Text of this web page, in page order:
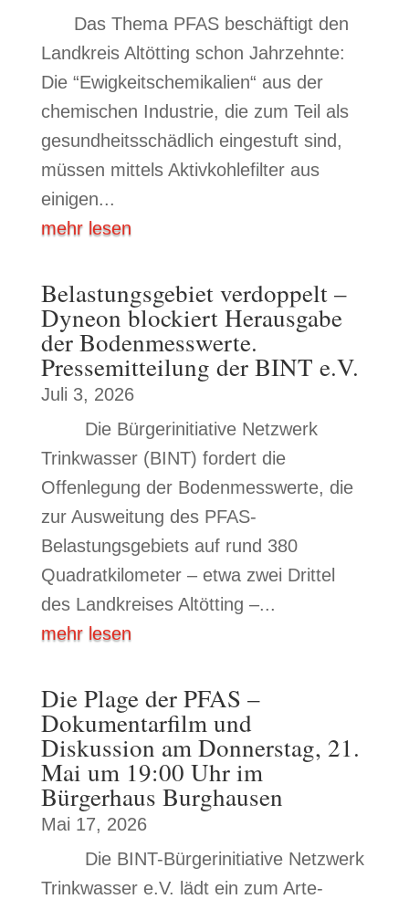
Das Thema PFAS beschäftigt den
Landkreis Altötting schon Jahrzehnte:
Die “Ewigkeitschemikalien“ aus der
chemischen Industrie, die zum Teil als
gesundheitsschädlich eingestuft sind,
müssen mittels Aktivkohlefilter aus
einigen...
mehr lesen
Belastungsgebiet verdoppelt –
Dyneon blockiert Herausgabe
der Bodenmesswerte.
Pressemitteilung der BINT e.V.
Juli 3, 2026
Die Bürgerinitiative Netzwerk
Trinkwasser (BINT) fordert die
Offenlegung der Bodenmesswerte, die
zur Ausweitung des PFAS-
Belastungsgebiets auf rund 380
Quadratkilometer – etwa zwei Drittel
des Landkreises Altötting –...
mehr lesen
Die Plage der PFAS –
Dokumentarfilm und
Diskussion am Donnerstag, 21.
Mai um 19:00 Uhr im
Bürgerhaus Burghausen
Mai 17, 2026
Die BINT-Bürgerinitiative Netzwerk
Trinkwasser e.V. lädt ein zum Arte-